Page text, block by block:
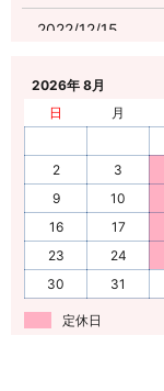
2022/12/15
2022/09/26
2022/08/02
8月の営業につい
2021/11/17
12月・年末年始
2026年 8月
日
月
2
3
9
10
16
17
23
24
30
31
定休日